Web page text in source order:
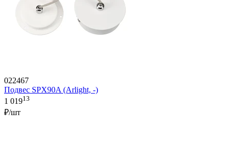
022467
Подвес SPX90A (Arlight, -)
1 01913
₽/шт